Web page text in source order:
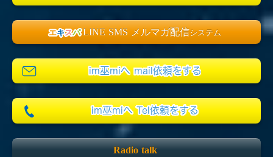
エキスパ LINE SMS メルマガ配信システム
im巫miへ mail依頼をする
im巫miへ Tel依頼をする
Radio talk